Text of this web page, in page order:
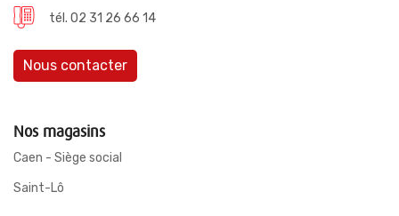
tél. 02 31 26 66 14
Nous contacter
Nos magasins
Caen - Siège social
Saint-Lô